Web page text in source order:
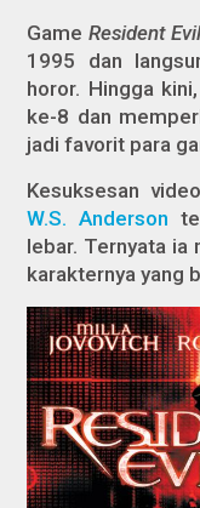
Game Resident Evil
1995 dan
horor. Hingga
ke-8 dan
jadi favorit para
Kesuksesan
W.S. Anderson
lebar. Ternyata ia
karakternya yang